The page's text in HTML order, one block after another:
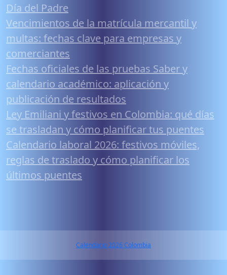
Día del Padre
Vencimientos de la matrícula mercantil y
multas: fechas clave para empresas y
comerciantes
Fechas oficiales de las pruebas Saber y
calendario académico: aplicación y
publicación de resultados
Ley Emiliani y festivos en Colombia: qué días
se trasladan y cómo planificar tus puentes
Calendario laboral 2026: festivos móviles,
reglas de traslado y cómo planificar los
últimos puentes
Calendario 2026 Colombia